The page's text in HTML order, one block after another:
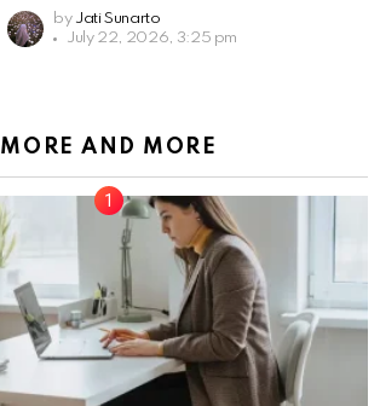
by Jati Sunarto
July 22, 2026, 3:25 pm
MORE AND MORE